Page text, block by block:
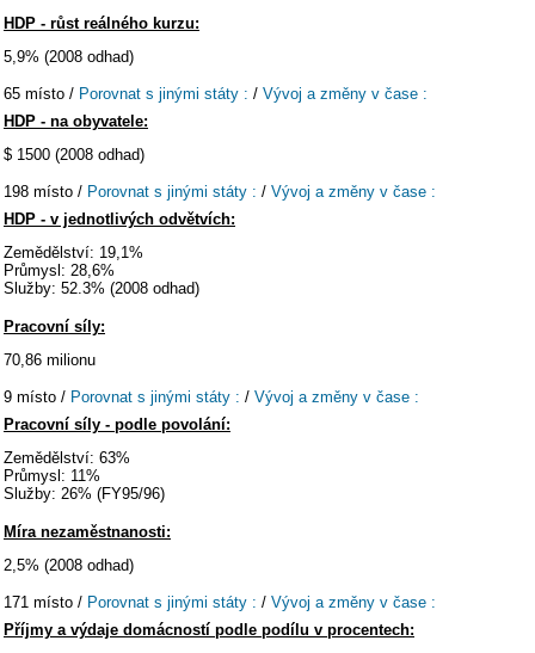
HDP - růst reálného kurzu:
5,9% (2008 odhad)
65 místo / Porovnat s jinými státy : / Vývoj a změny v čase :
HDP - na obyvatele:
$ 1500 (2008 odhad)
198 místo / Porovnat s jinými státy : / Vývoj a změny v čase :
HDP - v jednotlivých odvětvích:
Zemědělství: 19,1%
Průmysl: 28,6%
Služby: 52.3% (2008 odhad)
Pracovní síly:
70,86 milionu
9 místo / Porovnat s jinými státy : / Vývoj a změny v čase :
Pracovní síly - podle povolání:
Zemědělství: 63%
Průmysl: 11%
Služby: 26% (FY95/96)
Míra nezaměstnanosti:
2,5% (2008 odhad)
171 místo / Porovnat s jinými státy : / Vývoj a změny v čase :
Příjmy a výdaje domácností podle podílu v procentech: